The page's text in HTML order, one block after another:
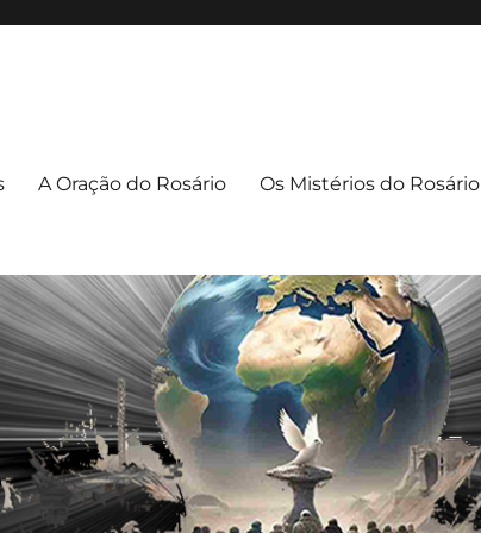
A Oração do Rosário Os Mistérios do Rosário